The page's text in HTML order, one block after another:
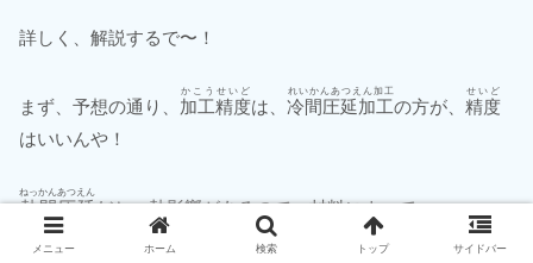
詳しく、解説するで〜！
まず、予想の通り、 加工精度
かこうせいど
は、 冷間圧延加工
れいかんあつえん加工
の方が、 精度
せいど
はいいんや！
熱間圧延
ねっかんあつえん
だと、熱影響があるので、材料によって、
線膨張係数
せんぼうちょうけいすう
があり、
メニュー ホーム 検索 トップ サイドバー